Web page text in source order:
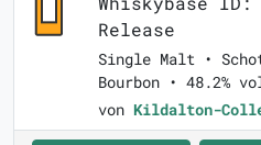
Release
Single Malt •
Bourbon • 48.2%
von Kildalton-